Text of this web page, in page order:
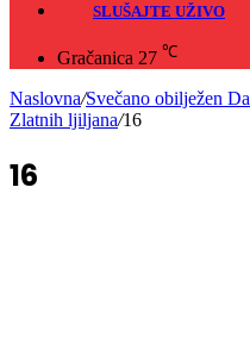
SLUŠAJTE UŽIVO
Gračanica 27 ℃
Naslovna/Svečano obilježen
Zlatnih ljiljana/16
16